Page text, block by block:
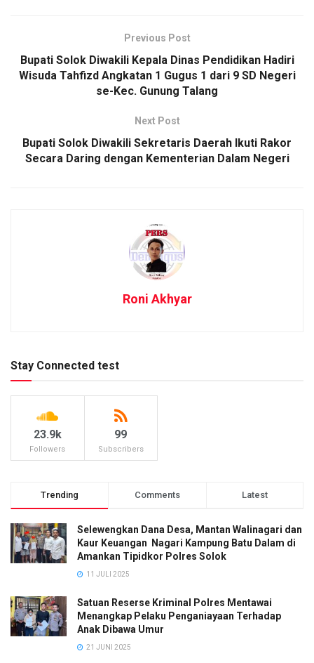
Previous Post
Bupati Solok Diwakili Kepala Dinas Pendidikan Hadiri
Wisuda Tahfizd Angkatan 1 Gugus 1 dari 9 SD Negeri
se-Kec. Gunung Talang
Next Post
Bupati Solok Diwakili Sekretaris Daerah Ikuti Rakor
Secara Daring dengan Kementerian Dalam Negeri
Roni Akhyar
Stay Connected test
23.9k
Followers
99
Subscribers
Trending Comments Latest
Selewengkan Dana Desa, Mantan Walinagari dan
Kaur Keuangan Nagari Kampung Batu Dalam di
Amankan Tipidkor Polres Solok
11 JULI 2025
Satuan Reserse Kriminal Polres Mentawai
Menangkap Pelaku Penganiayaan Terhadap
Anak Dibawa Umur
21 JUNI 2025